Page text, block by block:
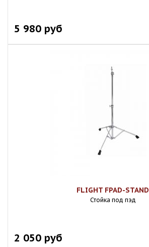
5 980 руб
FLIGHT FPAD-STAND
Стойка под пэд
2 050 руб